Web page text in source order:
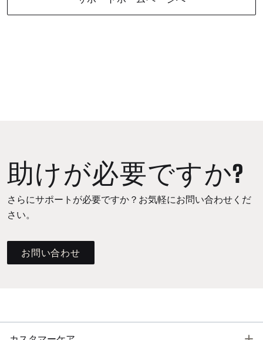
助けが必要ですか?
さらにサポートが必要ですか？お気軽にお問い合わせくだ
さい。
お問い合わせ